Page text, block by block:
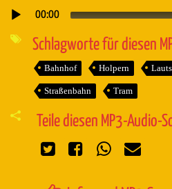
Audio-
00:00
Schlagworte für diesen
Bahnhof Holpern
Straßenbahn Tram
Teile diesen MP3-Audio-